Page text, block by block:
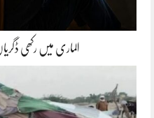
الماری میں رکھی